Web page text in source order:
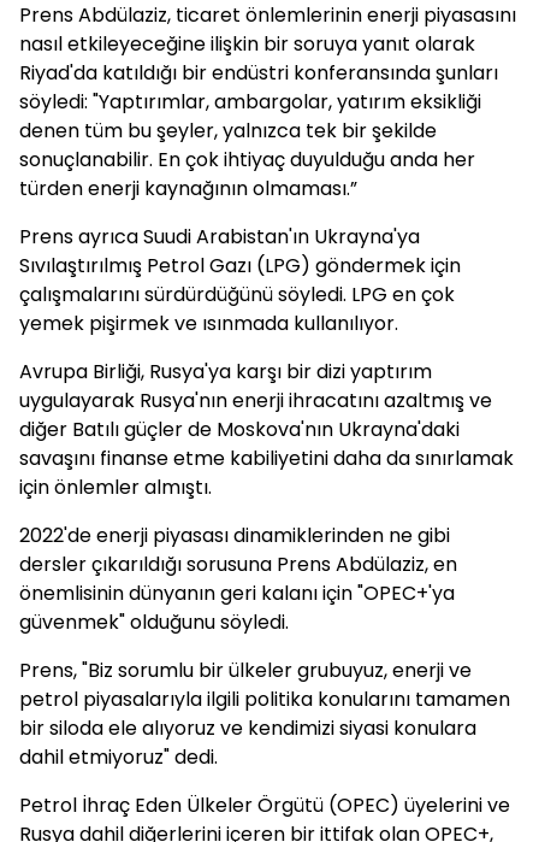
Prens Abdülaziz, ticaret önlemlerinin enerji piyasasını
nasıl etkileyeceğine ilişkin bir soruya yanıt olarak
Riyad'da katıldığı bir endüstri konferansında şunları
söyledi: "Yaptırımlar, ambargolar, yatırım eksikliği
denen tüm bu şeyler, yalnızca tek bir şekilde
sonuçlanabilir. En çok ihtiyaç duyulduğu anda her
türden enerji kaynağının olmaması.”
Prens ayrıca Suudi Arabistan'ın Ukrayna'ya
Sıvılaştırılmış Petrol Gazı (LPG) göndermek için
çalışmalarını sürdürdüğünü söyledi. LPG en çok
yemek pişirmek ve ısınmada kullanılıyor.
Avrupa Birliği, Rusya'ya karşı bir dizi yaptırım
uygulayarak Rusya'nın enerji ihracatını azaltmış ve
diğer Batılı güçler de Moskova'nın Ukrayna'daki
savaşını finanse etme kabiliyetini daha da sınırlamak
için önlemler almıştı.
2022'de enerji piyasası dinamiklerinden ne gibi
dersler çıkarıldığı sorusuna Prens Abdülaziz, en
önemlisinin dünyanın geri kalanı için "OPEC+'ya
güvenmek" olduğunu söyledi.
Prens, "Biz sorumlu bir ülkeler grubuyuz, enerji ve
petrol piyasalarıyla ilgili politika konularını tamamen
bir siloda ele alıyoruz ve kendimizi siyasi konulara
dahil etmiyoruz" dedi.
Petrol İhraç Eden Ülkeler Örgütü (OPEC) üyelerini ve
Rusya dahil diğerlerini içeren bir ittifak olan OPEC+,